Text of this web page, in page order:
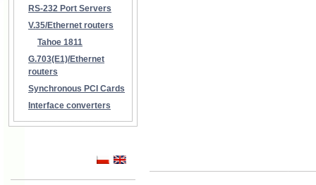
RS-232 Port Servers
V.35/Ethernet routers
Tahoe 1811
G.703(E1)/Ethernet
routers
Synchronous PCI Cards
Interface converters